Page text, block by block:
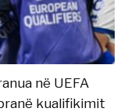
në UEFA
kualifikimit